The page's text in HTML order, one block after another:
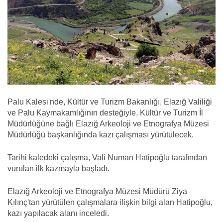
Palu Kalesi'nde, Kültür ve Turizm Bakanlığı, Elazığ Valiliği
ve Palu Kaymakamlığının desteğiyle, Kültür ve Turizm İl
Müdürlüğüne bağlı Elazığ Arkeoloji ve Etnografya Müzesi
Müdürlüğü başkanlığında kazı çalışması yürütülecek.
Tarihi kaledeki çalışma, Vali Numan Hatipoğlu tarafından
vurulan ilk kazmayla başladı.
Elazığ Arkeoloji ve Etnografya Müzesi Müdürü Ziya
Kılınç'tan yürütülen çalışmalara ilişkin bilgi alan Hatipoğlu,
kazı yapılacak alanı inceledi.